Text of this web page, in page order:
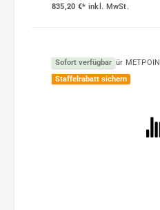
835,20 €* inkl. MwSt.
Sofort verfügbar
Staffelrabatt sichern